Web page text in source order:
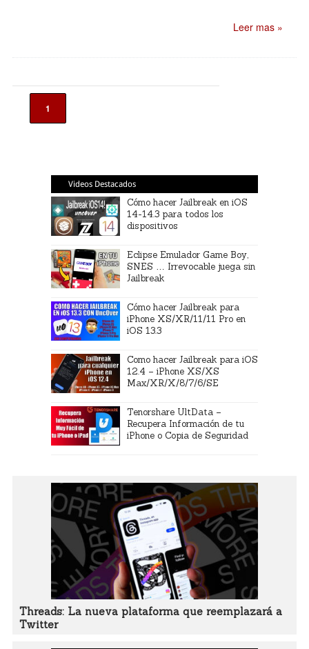
Leer mas »
1
Videos Destacados
Cómo hacer Jailbreak en iOS
14-14.3 para todos los
dispositivos
Eclipse Emulador Game Boy,
SNES … Irrevocable juega sin
Jailbreak
Cómo hacer Jailbreak para
iPhone XS/XR/11/11 Pro en
iOS 13.3
Como hacer Jailbreak para iOS
12.4 – iPhone XS/XS
Max/XR/X/8/7/6/SE
Tenorshare UltData –
Recupera Información de tu
iPhone o Copia de Seguridad
Threads: La nueva plataforma que reemplazará a
Twitter